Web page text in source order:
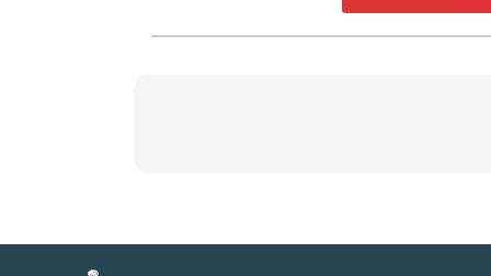
Kolam Renang Infiniti